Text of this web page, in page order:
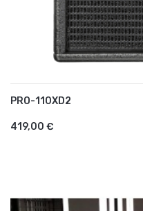
PRO-110XD2
419,00 €